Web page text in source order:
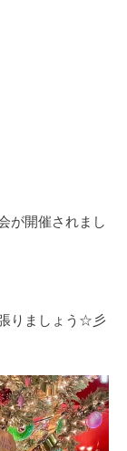
が開催されまし
りましょう☆彡